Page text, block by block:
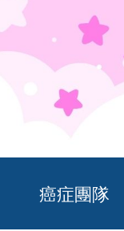
癌症團隊